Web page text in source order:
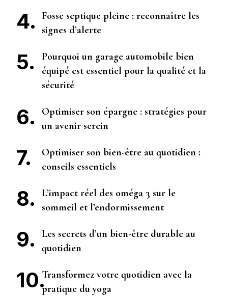
Fosse septique pleine : reconnaître les
signes d’alerte
Pourquoi un garage automobile bien
équipé est essentiel pour la qualité et la
sécurité
Optimiser son épargne : stratégies pour
un avenir serein
Optimiser son bien-être au quotidien :
conseils essentiels
L’impact réel des oméga 3 sur le
sommeil et l’endormissement
Les secrets d’un bien-être durable au
quotidien
Transformez votre quotidien avec la
pratique du yoga